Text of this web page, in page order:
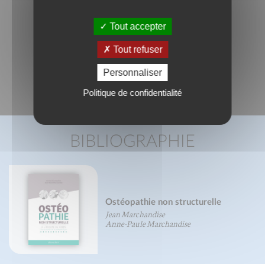
BIBLIOGRAPHIE
Ostéopathie non structurelle
Jean Marchandise
Anne-Paule Marchandise
Tout accepter
Tout refuser
Personnaliser
Politique de confidentialité